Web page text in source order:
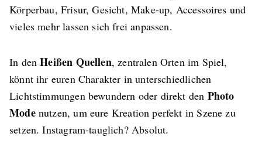
Körperbau, Frisur, Gesicht, Make-up, Accessoires und
vieles mehr lassen sich frei anpassen.
In denHeißen Quellen, zentralen Orten im Spiel,
könnt ihr euren Charakter in unterschiedlichen
Lichtstimmungen bewundern oder direkt den Photo
Modenutzen, um eure Kreation perfekt in Szene zu
setzen. Instagram-tauglich? Absolut.